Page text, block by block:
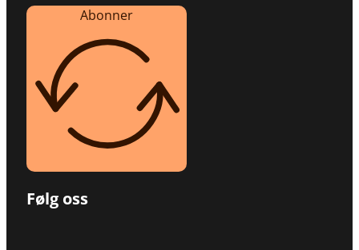
Abonner
Følg oss